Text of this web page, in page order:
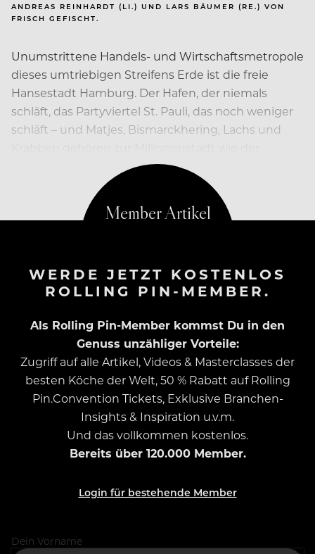
ANDREAS REINHARDT (LI.) UND LARS BÄUMER (RE.) VON
FRISCH GEFISCHT.
Unumstrittene Handels- und Wirtschaftsmetropole
dieses umtriebigen Streifens Erde ist die freie
Hansestadt Hamburg. Der Hafen, der niemals
schläft, das Partyviertel St. Pauli, das noch weniger
schläft – und Matjes, Bismarckhering, Lachs und
WERDE JETZT KOSTENLOS
ROLLING PIN-MEMBER.
Als Rolling Pin-Member kommst Du in den
Genuss unzähliger Vorteile:
Zugriff auf alle Artikel, Videos & Masterclasses der
besten Köche der Welt, 50 % Rabatt auf Rolling
Pin.Convention Tickets, Exklusive Branchen-
Insights & Inspiration u.v.m.
Und das vollkommen kostenlos.
Bereits über 120.000 Member.
Login für bestehende Member
Dein Vorname